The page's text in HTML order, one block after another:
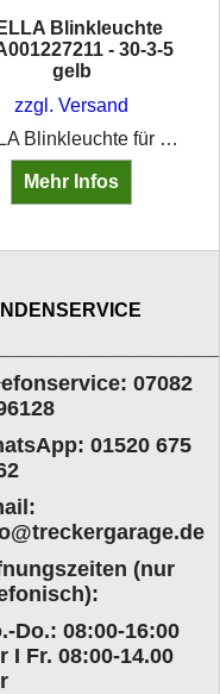
Blinkleuchte
- 30-3-5
gelb
zzgl. Versand
HELLA Blinkleuchte für vorderen, seitlichen oder rückwärtigen Anbau
Mehr Infos
07082
01520 675
(nur
Do.: 08:00-16:00
I Fr. 08:00-14.00